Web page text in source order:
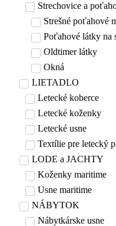
Strechovice a
Strešné poťahové
Poťahové látky na
Oldtimer látky
Okná
LIETADLO
Letecké koberce
Letecké koženky
Letecké usne
Textílie pre letecký
LODE a JACHTY
Koženky maritime
Usne maritime
NÁBYTOK
Nábytkárske usne